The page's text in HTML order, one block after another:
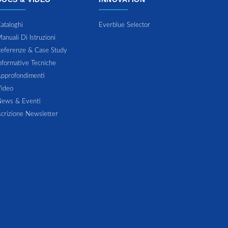
Di Istruzioni
& Case Study
Tecniche
& Eventi
Newsletter
Everblue Selector